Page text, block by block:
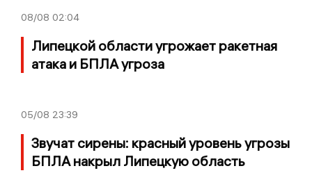
08/08 02:04
Липецкой области угрожает ракетная
атака и БПЛА угроза
05/08 23:39
Звучат сирены: красный уровень угрозы
БПЛА накрыл Липецкую область